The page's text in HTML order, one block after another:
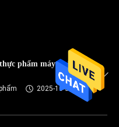
phẩm máy khô
2025-10-31